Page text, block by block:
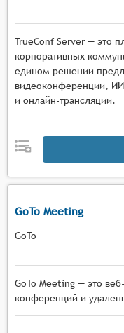
TrueConf Server — это
корпоративных
едином решении
видеоконференции,
и онлайн-трансляции.
GoTo Meeting
GoTo
GoTo Meeting — это
конференций и